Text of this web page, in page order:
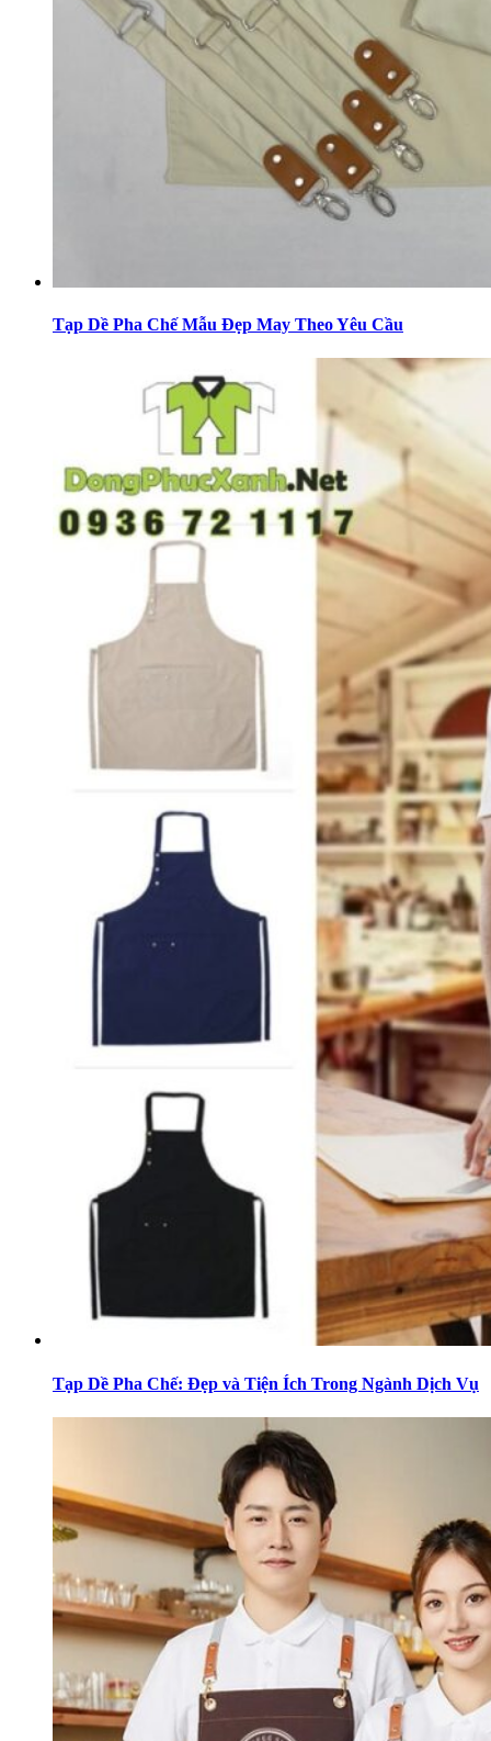
Tạp Dề Pha Chế Mẫu Đẹp May Theo Yêu Cầu
Tạp Dề Pha Chế: Đẹp và Tiện Ích Trong Ngành Dịch Vụ